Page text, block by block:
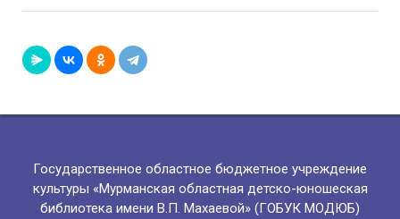
Государственное областное бюджетное учреждение
культуры «Мурманская областная детско-юношеская
библиотека имени В.П. Махаевой» (ГОБУК МОДЮБ)